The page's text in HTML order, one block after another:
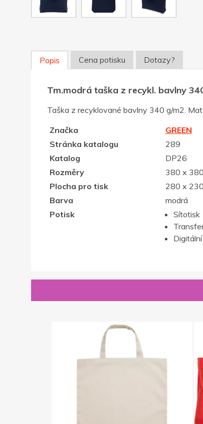
Popis Cena potisku Dotazy?
Tm.modrá taška z recykl. bavlny
Taška z recyklované bavlny 340 g/m2.
Značka
GREEN
Stránka katalogu
289
Katalog
DP26
Rozměry
380 x
Plocha pro tisk
280 x 230
Barva
modrá
Potisk
Sítotisk